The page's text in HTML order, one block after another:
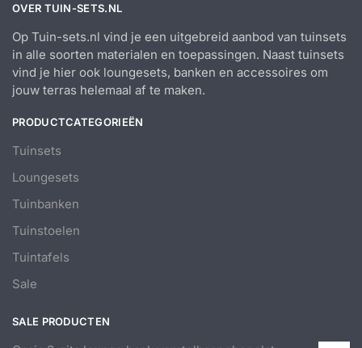
OVER TUIN-SETS.NL
Op Tuin-sets.nl vind je een uitgebreid aanbod van tuinsets
in alle soorten materialen en toepassingen. Naast tuinsets
vind je hier ook loungesets, banken en accessoires om
jouw terras helemaal af te maken.
PRODUCTCATEGORIEËN
Tuinsets
Loungesets
Tuinbanken
Tuinstoelen
Tuintafels
Sale
SALE PRODUCTEN